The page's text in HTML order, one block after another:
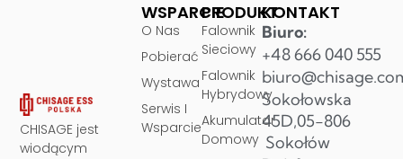
CHISAGE jest
wiodącym
PRODUKT
Falownik
Sieciowy
Falownik
Hybrydowy
Akumulator
Domowy
WSPARCIE
O Nas
Pobierać
Wystawa
Serwis I
Wsparcie
KONTAKT
Biuro:
+48 666 040 555
Sokołowska
45D,05-806
Sokołów